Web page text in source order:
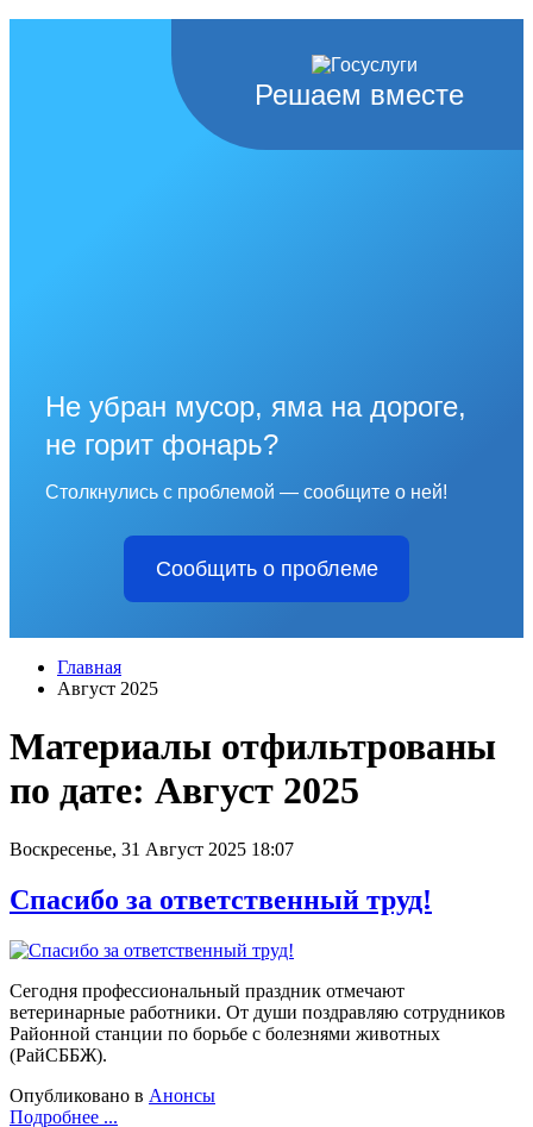
Решаем вместе
Не убран мусор, яма на дороге,
не горит фонарь?
Столкнулись с проблемой — сообщите о ней!
Сообщить о проблеме
Главная
Август 2025
Материалы отфильтрованы
по дате: Август 2025
Воскресенье, 31 Август 2025 18:07
Спасибо за ответственный труд!
Сегодня профессиональный праздник отмечают
ветеринарные работники. От души поздравляю сотрудников
Районной станции по борьбе с болезнями животных
(РайСББЖ).
Опубликовано в Анонсы
Подробнее ...